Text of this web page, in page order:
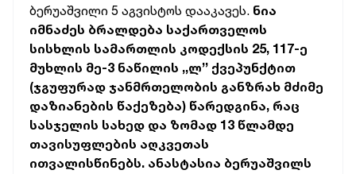
ბერუაშვილი 5 აგვისტოს დააკავეს. ნია
იმნაძეს ბრალდება საქართველოს
სისხლის სამართლის კოდექსის 25, 117-ე
მუხლის მე-3 ნაწილის ,,ლ’’ ქვეპუნქტით
(ჯგუფურად ჯანმრთელობის განზრახ მძიმე
დაზიანების წაქეზება) წარედგინა, რაც
სასჯელის სახედ და ზომად 13 წლამდე
თავისუფლების აღკვეთას
ითვალისწინებს. ანასტასია ბერუაშვილს